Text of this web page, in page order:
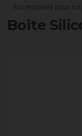
Accessoires pour
Boîte